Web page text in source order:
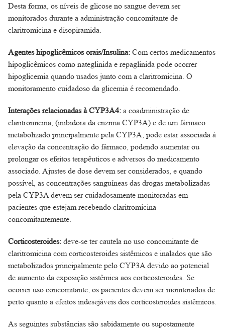
Desta forma, os níveis de glicose no sangue devem ser
monitorados durante a administração concomitante de
claritromicina e disopiramida.
Agentes hipoglicêmicos orais/Insulina: Com certos medicamentos
hipoglicêmicos como nateglinida e repaglinida pode ocorrer
hipoglicemia quando usados junto com a claritromicina. O
monitoramento cuidadoso da glicemia é recomendado.
Interações relacionadas à CYP3A4: a coadministração de
claritromicina, (inibidora da enzima CYP3A) e de um fármaco
metabolizado principalmente pela CYP3A, pode estar associada à
elevação da concentração do fármaco, podendo aumentar ou
prolongar os efeitos terapêuticos e adversos do medicamento
associado. Ajustes de dose devem ser considerados, e quando
possível, as concentrações sanguíneas das drogas metabolizadas
pela CYP3A devem ser cuidadosamente monitoradas em
pacientes que estejam recebendo claritromicina
concomitantemente.
Corticosteroides: deve-se ter cautela no uso concomitante de
claritromicina com corticosteroides sistêmicos e inalados que são
metabolizados principalmente pelo CYP3A devido ao potencial
de aumento da exposição sistêmica aos corticosteroides. Se
ocorrer uso concomitante, os pacientes devem ser monitorados de
perto quanto a efeitos indesejáveis dos corticosteroides sistêmicos.
As seguintes substâncias são sabidamente ou supostamente